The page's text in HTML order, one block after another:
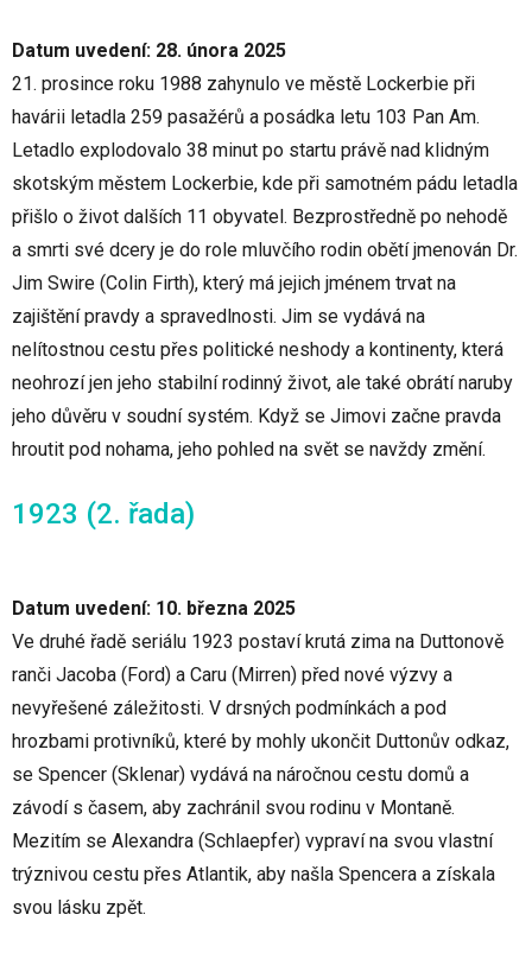
Datum uvedení: 28. února 2025
21. prosince roku 1988 zahynulo ve městě Lockerbie při
havárii letadla 259 pasažérů a posádka letu 103 Pan Am.
Letadlo explodovalo 38 minut po startu právě nad klidným
skotským městem Lockerbie, kde při samotném pádu letadla
přišlo o život dalších 11 obyvatel. Bezprostředně po nehodě
a smrti své dcery je do role mluvčího rodin obětí jmenován Dr.
Jim Swire (Colin Firth), který má jejich jménem trvat na
zajištění pravdy a spravedlnosti. Jim se vydává na
nelítostnou cestu přes politické neshody a kontinenty, která
neohrozí jen jeho stabilní rodinný život, ale také obrátí naruby
jeho důvěru v soudní systém. Když se Jimovi začne pravda
hroutit pod nohama, jeho pohled na svět se navždy změní.
1923 (2. řada)
Datum uvedení: 10. března 2025
Ve druhé řadě seriálu 1923 postaví krutá zima na Duttonově
ranči Jacoba (Ford) a Caru (Mirren) před nové výzvy a
nevyřešené záležitosti. V drsných podmínkách a pod
hrozbami protivníků, které by mohly ukončit Duttonův odkaz,
se Spencer (Sklenar) vydává na náročnou cestu domů a
závodí s časem, aby zachránil svou rodinu v Montaně.
Mezitím se Alexandra (Schlaepfer) vypraví na svou vlastní
trýznivou cestu přes Atlantik, aby našla Spencera a získala
svou lásku zpět.